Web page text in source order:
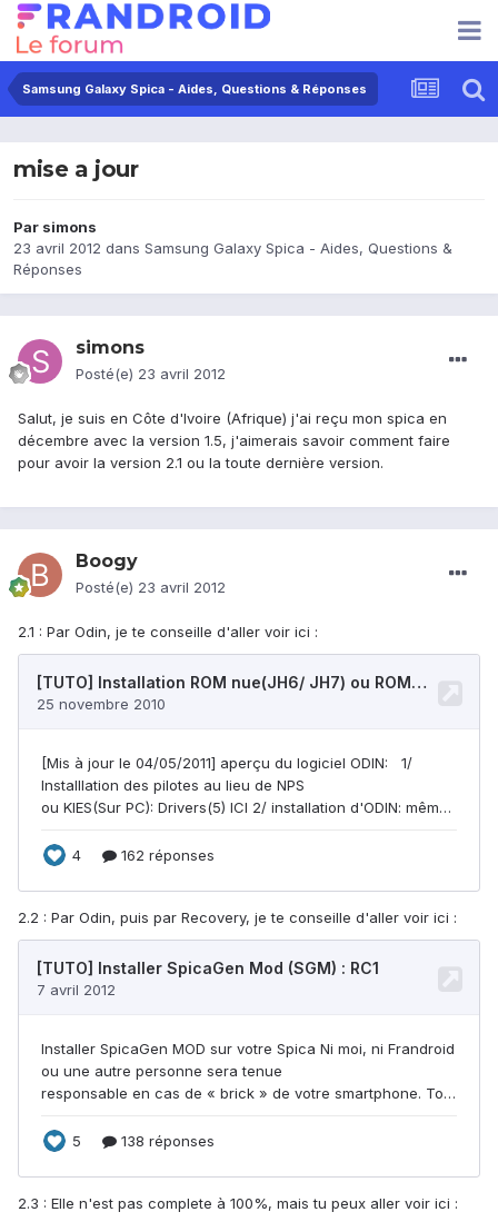
Samsung Galaxy Spica - Aides, Questions & Réponses
mise a jour
Par simons
23 avril 2012 dans Samsung Galaxy Spica - Aides, Questions &
Réponses
simons
Posté(e) 23 avril 2012
Salut, je suis en Côte d'Ivoire (Afrique) j'ai reçu mon spica en
décembre avec la version 1.5, j'aimerais savoir comment faire
pour avoir la version 2.1 ou la toute dernière version.
Boogy
Posté(e) 23 avril 2012
2.1 : Par Odin, je te conseille d'aller voir ici :
2.2 : Par Odin, puis par Recovery, je te conseille d'aller voir ici :
2.3 : Elle n'est pas complete à 100%, mais tu peux aller voir ici :